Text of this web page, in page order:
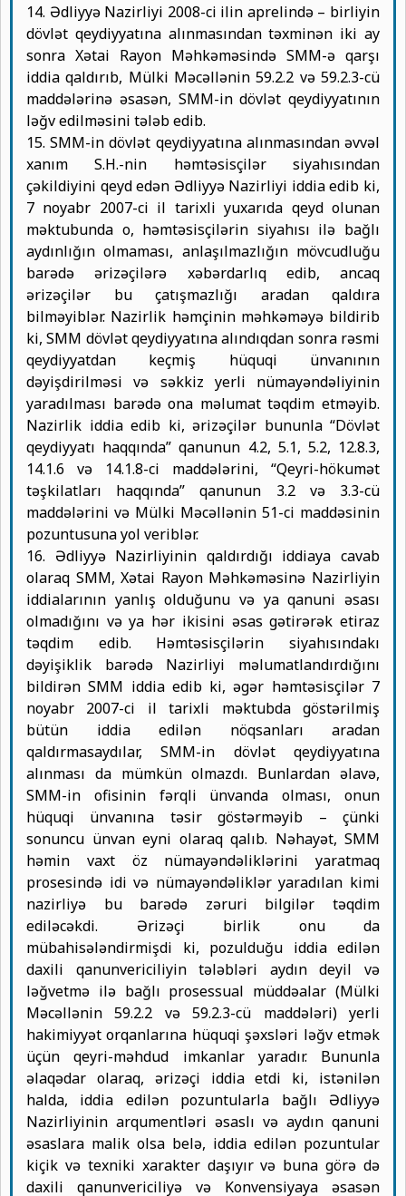
14. Ədliyyə Nazirliyi 2008-ci ilin aprelində – birliyin
dövlət qeydiyyatına alınmasından təxminən iki ay
sonra Xətai Rayon Məhkəməsində SMM-ə qarşı
iddia qaldırıb, Mülki Məcəllənin 59.2.2 və 59.2.3-cü
maddələrinə əsasən, SMM-in dövlət qeydiyyatının
ləğv edilməsini tələb edib.
15. SMM-in dövlət qeydiyyatına alınmasından əvvəl
xanım S.H.-nin həmtəsisçilər siyahısından
çəkildiyini qeyd edən Ədliyyə Nazirliyi iddia edib ki,
7 noyabr 2007-ci il tarixli yuxarıda qeyd olunan
məktubunda o, həmtəsisçilərin siyahısı ilə bağlı
aydınlığın olmaması, anlaşılmazlığın mövcudluğu
barədə ərizəçilərə xəbərdarlıq edib, ancaq
ərizəçilər bu çatışmazlığı aradan qaldıra
bilməyiblər. Nazirlik həmçinin məhkəməyə bildirib
ki, SMM dövlət qeydiyyatına alındıqdan sonra rəsmi
qeydiyyatdan keçmiş hüquqi ünvanının
dəyişdirilməsi və səkkiz yerli nümayəndəliyinin
yaradılması barədə ona məlumat təqdim etməyib.
Nazirlik iddia edib ki, ərizəçilər bununla “Dövlət
qeydiyyatı haqqında” qanunun 4.2, 5.1, 5.2, 12.8.3,
14.1.6 və 14.1.8-ci maddələrini, “Qeyri-hökumət
təşkilatları haqqında” qanunun 3.2 və 3.3-cü
maddələrini və Mülki Məcəllənin 51-ci maddəsinin
pozuntusuna yol veriblər.
16. Ədliyyə Nazirliyinin qaldırdığı iddiaya cavab
olaraq SMM, Xətai Rayon Məhkəməsinə Nazirliyin
iddialarının yanlış olduğunu və ya qanuni əsası
olmadığını və ya hər ikisini əsas gətirərək etiraz
təqdim edib. Həmtəsisçilərin siyahısındakı
dəyişiklik barədə Nazirliyi məlumatlandırdığını
bildirən SMM iddia edib ki, əgər həmtəsisçilər 7
noyabr 2007-ci il tarixli məktubda göstərilmiş
bütün iddia edilən nöqsanları aradan
qaldırmasaydılar, SMM-in dövlət qeydiyyatına
alınması da mümkün olmazdı. Bunlardan əlavə,
SMM-in ofisinin fərqli ünvanda olması, onun
hüquqi ünvanına təsir göstərməyib – çünki
sonuncu ünvan eyni olaraq qalıb. Nəhayət, SMM
həmin vaxt öz nümayəndəliklərini yaratmaq
prosesində idi və nümayəndəliklər yaradılan kimi
nazirliyə bu barədə zəruri bilgilər təqdim
ediləcəkdi. Ərizəçi birlik onu da
mübahisələndirmişdi ki, pozulduğu iddia edilən
daxili qanunvericiliyin tələbləri aydın deyil və
ləğvetmə ilə bağlı prosessual müddəalar (Mülki
Məcəllənin 59.2.2 və 59.2.3-cü maddələri) yerli
hakimiyyət orqanlarına hüquqi şəxsləri ləğv etmək
üçün qeyri-məhdud imkanlar yaradır. Bununla
əlaqədar olaraq, ərizəçi iddia etdi ki, istənilən
halda, iddia edilən pozuntularla bağlı Ədliyyə
Nazirliyinin arqumentləri əsaslı və aydın qanuni
əsaslara malik olsa belə, iddia edilən pozuntular
kiçik və texniki xarakter daşıyır və buna görə də
daxili qanunvericiliyə və Konvensiyaya əsasən